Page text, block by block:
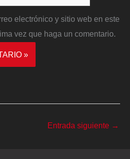
electrónico y sitio web en este
vez que haga un comentario.
Entrada siguiente →